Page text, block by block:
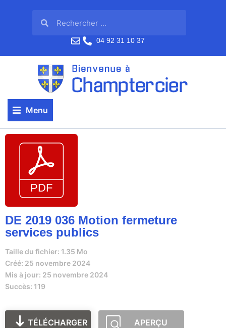
04 92 31 10 37
Menu
DE 2019 036 Motion fermeture
services publics
Taille du fichier: 1.35 Mo
Créé: 25 novembre 2024
Mis à jour: 25 novembre 2024
Succès: 119
TÉLÉCHARGER APERÇU